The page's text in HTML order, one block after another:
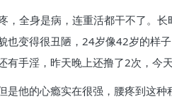
，全身是病，连重活都干不了。
也变得很丑陋，24岁像42岁的样
有手淫，昨天晚上还撸了2次，今
是他的心瘾实在很强，腰疼到这